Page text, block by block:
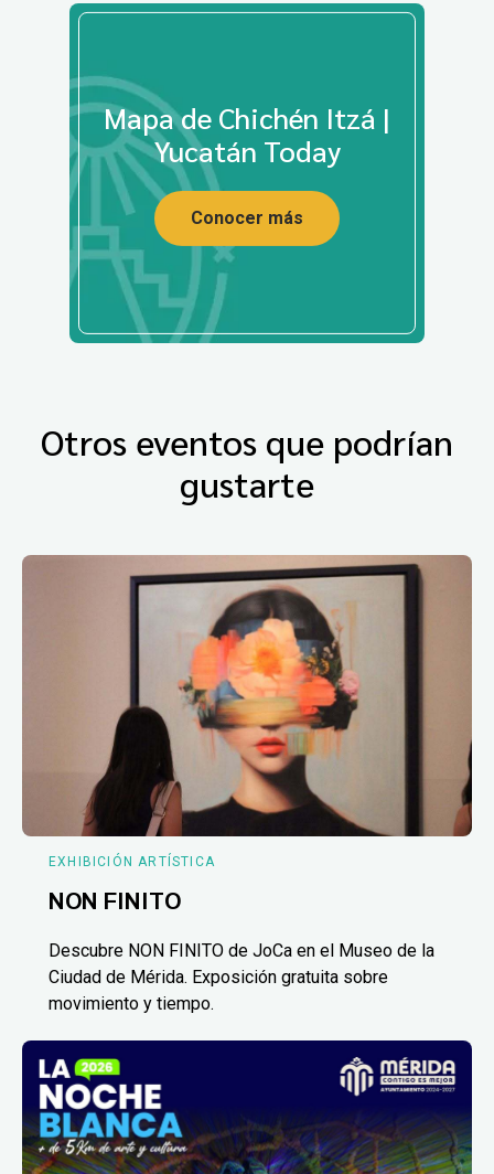
Mapa de Chichén Itzá |
Yucatán Today
Conocer más
Otros eventos que podrían
gustarte
EXHIBICIÓN ARTÍSTICA
NON FINITO
Descubre NON FINITO de JoCa en el Museo de la
Ciudad de Mérida. Exposición gratuita sobre
movimiento y tiempo.